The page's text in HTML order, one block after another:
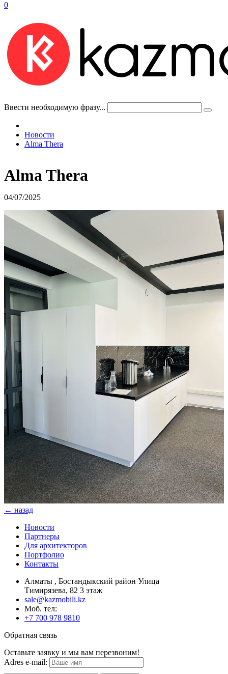
0
Ввести необходимую фразу...
Новости
Alma Thera
Alma Thera
04/07/2025
← назад
Новости
Партнеры
Для архитекторов
Портфолио
Контакты
Алматы , Бостандыкский район Улица
Тимирязева, 82 3 этаж
sale@kazmobili.kz
Moб. тел:
+7 700 978 9810
Обратная связь
Оставьте заявку и мы вам перезвоним!
Adres e-mail: